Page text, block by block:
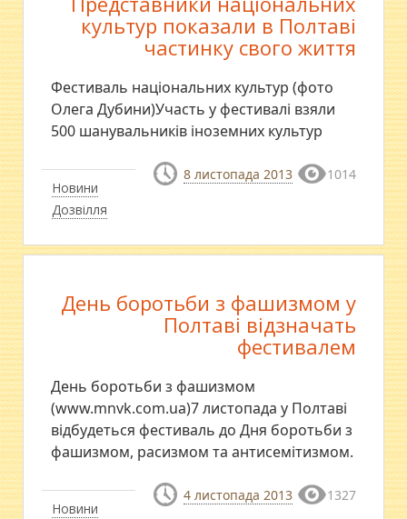
Новини
Дозвілля
культур показали в Полтаві
частинку свого життя
Фестиваль національних культур (фото
Олега Дубини)Участь у фестивалі взяли
500 шанувальників іноземних культур
8 листопада 2013 1014
Новини
День боротьби з фашизмом у
Полтаві відзначать
фестивалем
День боротьби з фашизмом
(www.mnvk.com.ua)7 листопада у Полтаві
відбудеться фестиваль до Дня боротьби з
фашизмом, расизмом та антисемітизмом.
4 листопада 2013 1327